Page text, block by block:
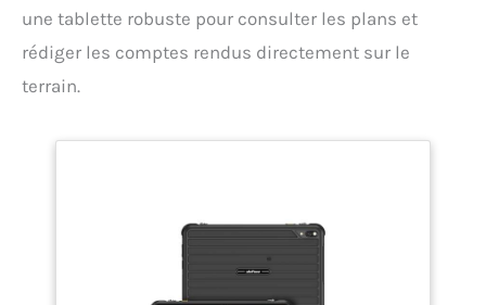
une tablette robuste pour consulter les plans et
rédiger les comptes rendus directement sur le
terrain.